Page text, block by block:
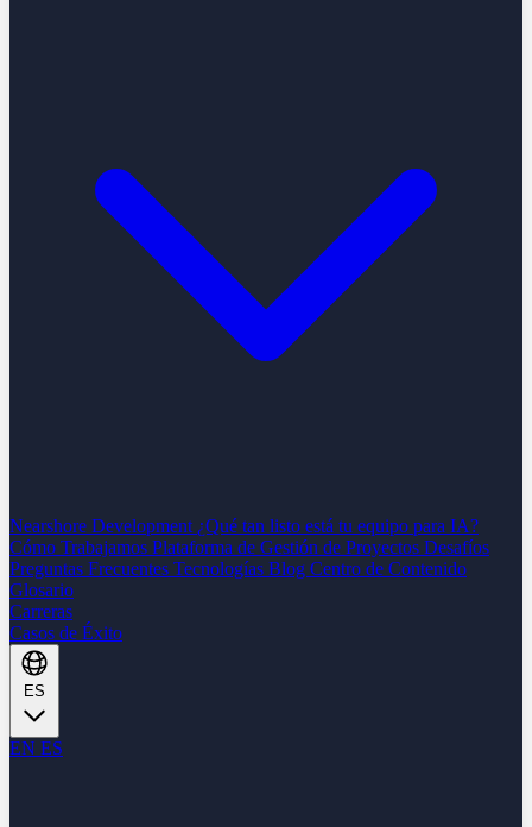
Nearshore Development ¿Qué tan listo está tu equipo para IA?
Cómo Trabajamos Plataforma de Gestión de Proyectos Desafíos
Preguntas Frecuentes Tecnologías Blog Centro de Contenido
Glosario
Carreras
Casos de Éxito
EN ES